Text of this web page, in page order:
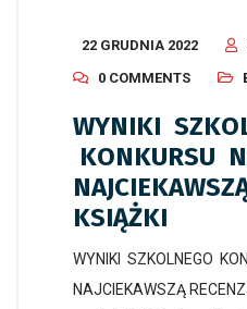
22 GRUDNIA 2022
0 COMMENTS
WYNIKI
KONKURSU
KSIĄŻKI
WYNIKI SZKOLNEGO
NAJCIEKAWSZĄ